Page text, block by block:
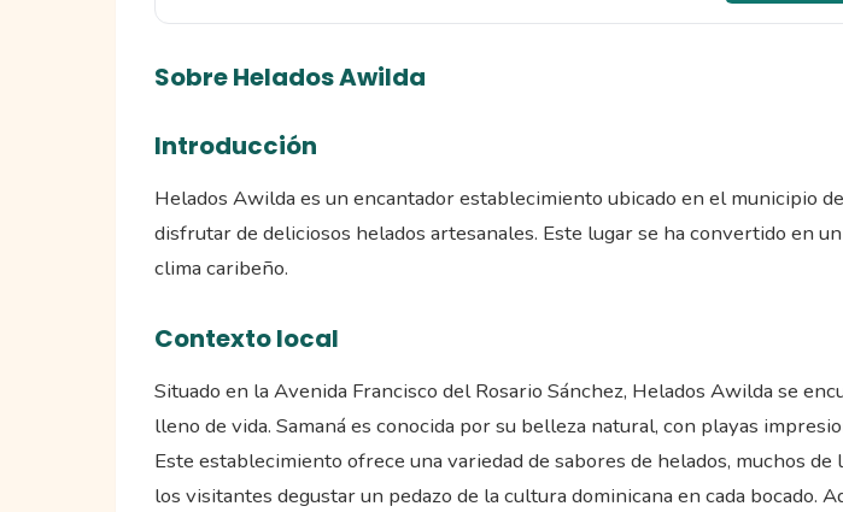
Sobre Helados Awilda
Introducción
Helados Awilda es un encantador establecimiento ubicado en el municipio
disfrutar de deliciosos helados artesanales. Este lugar se ha convertido en
clima caribeño.
Contexto local
Situado en la Avenida Francisco del Rosario Sánchez, Helados Awilda se
lleno de vida. Samaná es conocida por su belleza natural, con playas
Este establecimiento ofrece una variedad de sabores de helados, muchos
los visitantes degustar un pedazo de la cultura dominicana en cada bocado.